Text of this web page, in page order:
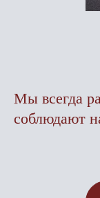
Мы всегда
соблюдают